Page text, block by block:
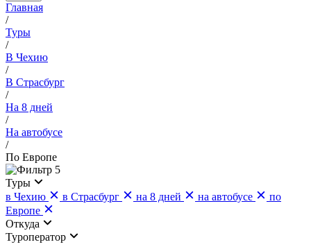
Главная
/
Туры
/
В Чехию
/
В Страсбург
/
На 8 дней
/
На автобусе
/
По Европе
5
Туры
в Чехию
в Страсбург на 8 дней на автобусе
по
Европе
Откуда
Туроператор